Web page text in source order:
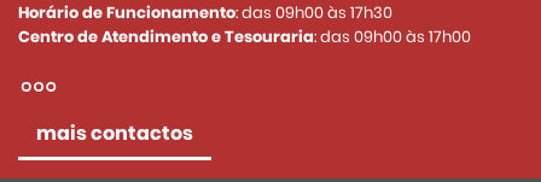
Horário de Funcionamento: das 09h00 às 17h30
Centro de Atendimento e Tesouraria: das 09h00 às 17h00
mais contactos